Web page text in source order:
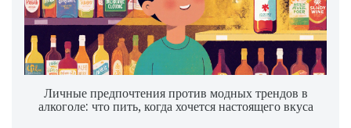
Личные предпочтения против модных трендов в
алкоголе: что пить, когда хочется настоящего вкуса